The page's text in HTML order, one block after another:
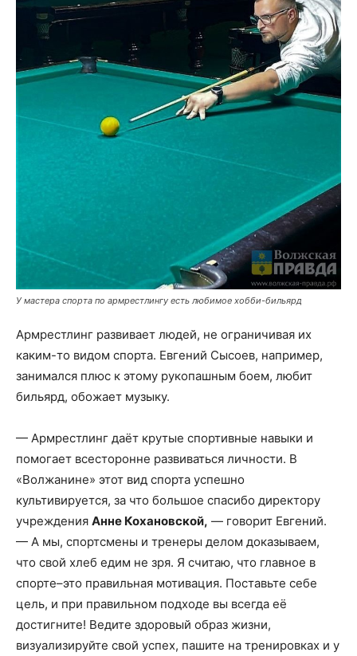
У мастера спорта по армрестлингу есть любимое хобби-бильярд
Армрестлинг развивает людей, не ограничивая их
каким-то видом спорта. Евгений Сысоев, например,
занимался плюс к этому рукопашным боем, любит
бильярд, обожает музыку.
— Армрестлинг даёт крутые спортивные навыки и
помогает всесторонне развиваться личности. В
«Волжанине» этот вид спорта успешно
культивируется, за что большое спасибо директору
учреждения Анне Кохановской, — говорит Евгений.
— А мы, спортсмены и тренеры делом доказываем,
что свой хлеб едим не зря. Я считаю, что главное в
спорте–это правильная мотивация. Поставьте себе
цель, и при правильном подходе вы всегда её
достигните! Ведите здоровый образ жизни,
визуализируйте свой успех, пашите на тренировках и у